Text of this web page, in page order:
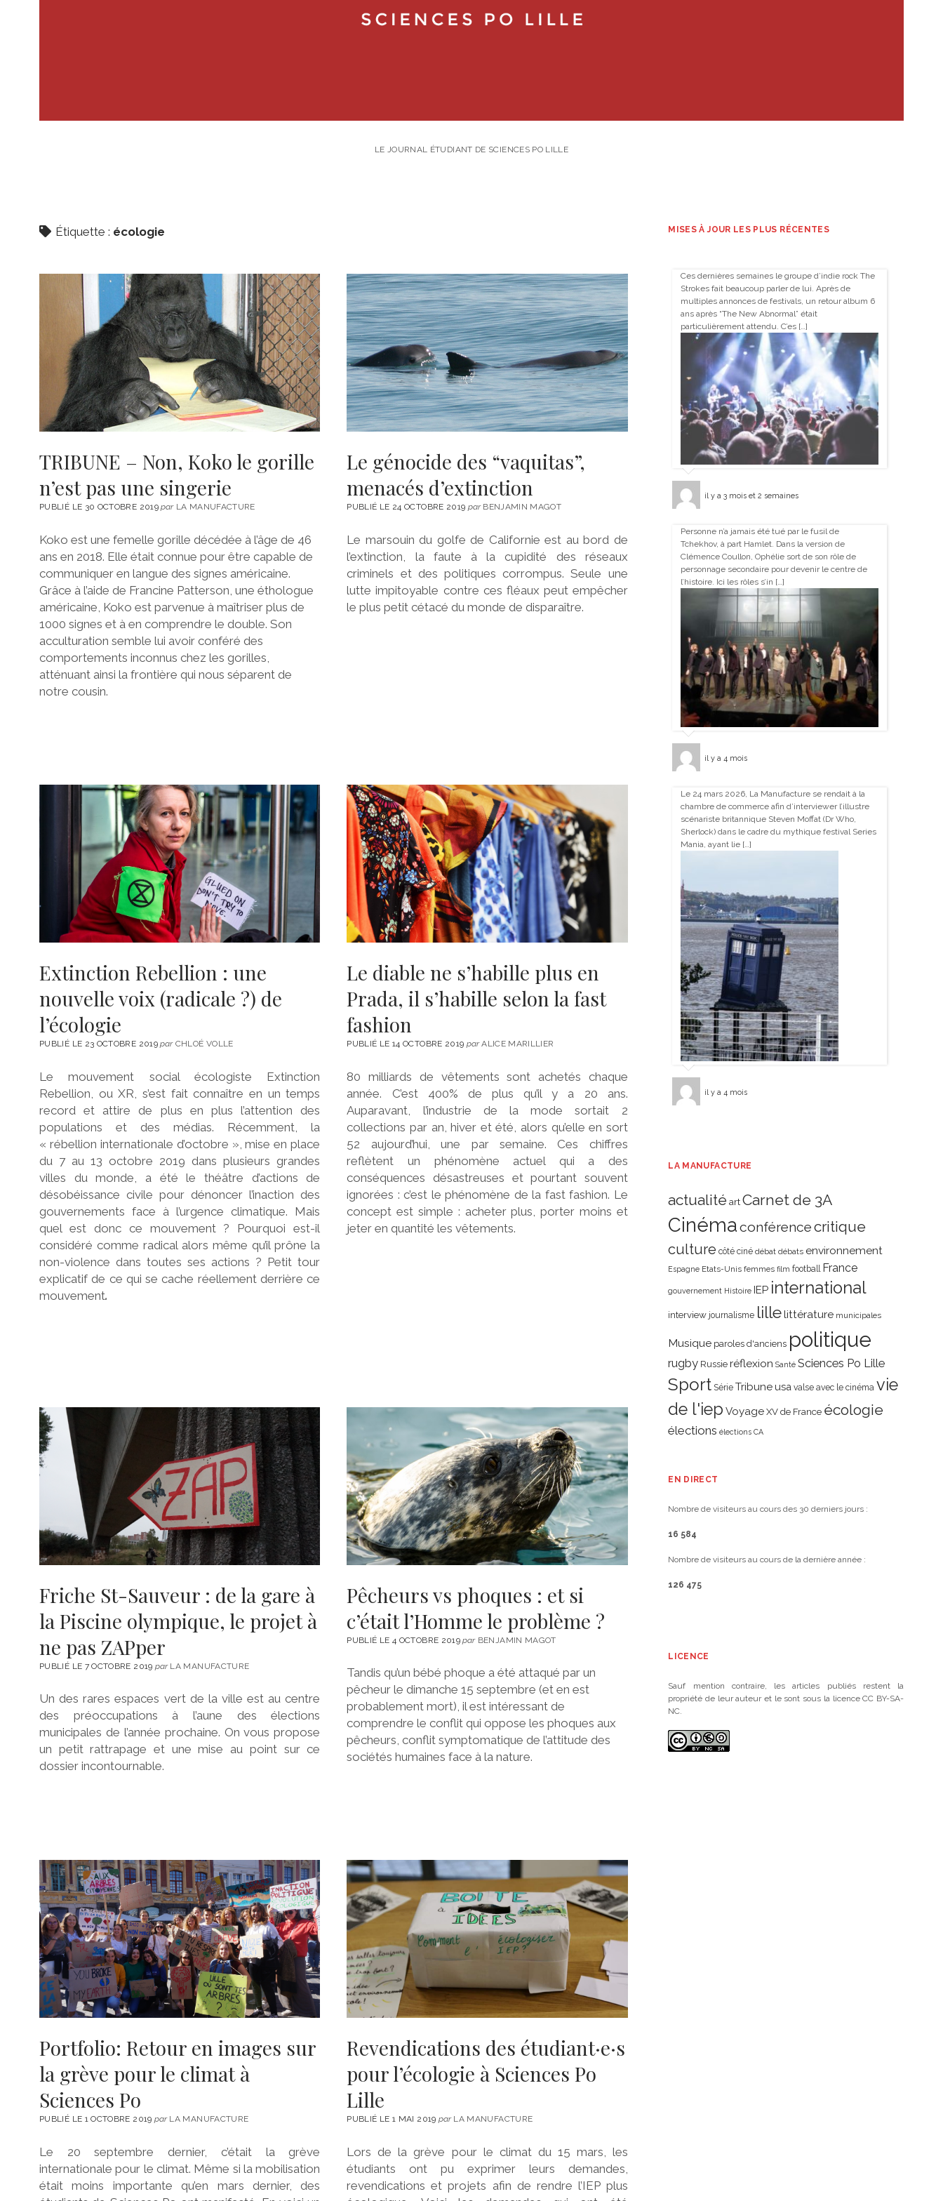
LE JOURNAL ÉTUDIANT DE SCIENCES PO LILLE
Étiquette : écologie
TRIBUNE – Non, Koko le gorille
n’est pas une singerie
PUBLIÉ LE 30 OCTOBRE 2019parLA MANUFACTURE
Koko est une femelle gorille décédée à l’âge de 46
ans en 2018. Elle était connue pour être capable de
communiquer en langue des signes américaine.
Grâce à l’aide de Francine Patterson, une éthologue
américaine, Koko est parvenue à maîtriser plus de
1000 signes et à en comprendre le double. Son
acculturation semble lui avoir conféré des
comportements inconnus chez les gorilles,
atténuant ainsi la frontière qui nous séparent de
notre cousin.
Le génocide des “vaquitas”,
menacés d’extinction
PUBLIÉ LE 24 OCTOBRE 2019 parBENJAMIN MAGOT
Le marsouin du golfe de Californie est au bord de
l’extinction, la faute à la cupidité des réseaux
criminels et des politiques corrompus. Seule une
lutte impitoyable contre ces fléaux peut empêcher
le plus petit cétacé du monde de disparaître.
Extinction Rebellion : une
nouvelle voix (radicale ?) de
l’écologie
PUBLIÉ LE 23 OCTOBRE 2019parCHLOÉ VOLLE
Le mouvement social écologiste Extinction
Rebellion, ou XR, s’est fait connaître en un temps
record et attire de plus en plus l’attention des
populations et des médias. Récemment, la
« rébellion internationale d’octobre », mise en place
du 7 au 13 octobre 2019 dans plusieurs grandes
villes du monde, a été le théâtre d’actions de
désobéissance civile pour dénoncer l’inaction des
gouvernements face à l’urgence climatique. Mais
quel est donc ce mouvement ? Pourquoi est-il
considéré comme radical alors même qu’il prône la
non-violence dans toutes ses actions ? Petit tour
explicatif de ce qui se cache réellement derrière ce
mouvement.
Le diable ne s’habille plus en
Prada, il s’habille selon la fast
fashion
PUBLIÉ LE 14 OCTOBRE 2019 parALICE MARILLIER
80 milliards de vêtements sont achetés chaque
année. C’est 400% de plus qu’il y a 20 ans.
Auparavant, l’industrie de la mode sortait 2
collections par an, hiver et été, alors qu’elle en sort
52 aujourd’hui, une par semaine. Ces chiffres
reflètent un phénomène actuel qui a des
conséquences désastreuses et pourtant souvent
ignorées : c’est le phénomène de la fast fashion. Le
concept est simple : acheter plus, porter moins et
jeter en quantité les vêtements.
Friche St-Sauveur : de la gare à
la Piscine olympique, le projet à
ne pas ZAPper
PUBLIÉ LE 7 OCTOBRE 2019 parLA MANUFACTURE
Un des rares espaces vert de la ville est au centre
des préoccupations à l’aune des élections
municipales de l’année prochaine. On vous propose
un petit rattrapage et une mise au point sur ce
dossier incontournable.
Pêcheurs vs phoques : et si
c’était l’Homme le problème ?
PUBLIÉ LE 4 OCTOBRE 2019parBENJAMIN MAGOT
Tandis qu’un bébé phoque a été attaqué par un
pêcheur le dimanche 15 septembre (et en est
probablement mort), il est intéressant de
comprendre le conflit qui oppose les phoques aux
pêcheurs, conflit symptomatique de l’attitude des
sociétés humaines face à la nature.
Portfolio: Retour en images sur
la grève pour le climat à
Sciences Po
PUBLIÉ LE 1 OCTOBRE 2019 parLA MANUFACTURE
Le 20 septembre dernier, c’était la grève
internationale pour le climat. Même si la mobilisation
était moins importante qu’en mars dernier, des
Revendications des étudiant·e·s
pour l’écologie à Sciences Po
Lille
PUBLIÉ LE 1 MAI 2019 parLA MANUFACTURE
Lors de la grève pour le climat du 15 mars, les
étudiants ont pu exprimer leurs demandes,
revendications et projets afin de rendre l’IEP plus
MISES À JOUR LES PLUS RÉCENTES
Ces dernières semaines le groupe d’indie rock The
Strokes fait beaucoup parler de lui. Après de
multiples annonces de festivals, un retour album 6
ans après “The New Abnormal” était
particulièrement attendu. C’es […]
il y a 3 mois et 2 semaines
Personne n’a jamais été tué par le fusil de
Tchekhov, à part Hamlet. Dans la version de
Clémence Coullon, Ophélie sort de son rôle de
personnage secondaire pour devenir le centre de
l’histoire. Ici les rôles s’in […]
il y a 4 mois
Le 24 mars 2026, La Manufacture se rendait à la
chambre de commerce afin d’interviewer l’illustre
scénariste britannique Steven Moffat (Dr Who,
Sherlock) dans le cadre du mythique festival Series
Mania, ayant lie […]
il y a 4 mois
LA MANUFACTURE
actualité art Carnet de 3A
Cinémaconférencecritique
culture côté ciné débat débats environnement
Espagne Etats-Unis femmes film football France
gouvernement Histoire IEP international
interview journalisme lillelittérature municipales
Musique paroles d'anciens politique
rugby Russie réflexion Santé Sciences Po Lille
Sport Série Tribune usa valse avec le cinéma vie
de l'iep Voyage XV de France écologie
élections élections CA
EN DIRECT
Nombre de visiteurs au cours des 30 derniers jours :
16 584
Nombre de visiteurs au cours de la dernière année :
126 475
LICENCE
Sauf mention contraire, les articles publiés restent la
propriété de leur auteur et le sont sous la licence CC BY-SA-
NC.